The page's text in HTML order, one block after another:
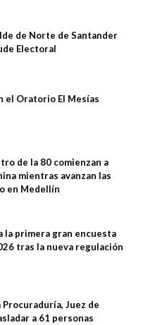
de Norte de Santander
Electoral
el Oratorio El Mesías
de la 80 comienzan a
mientras avanzan las
en Medellín
la primera gran encuesta
tras la nueva regulación
Juez de
a 61 personas